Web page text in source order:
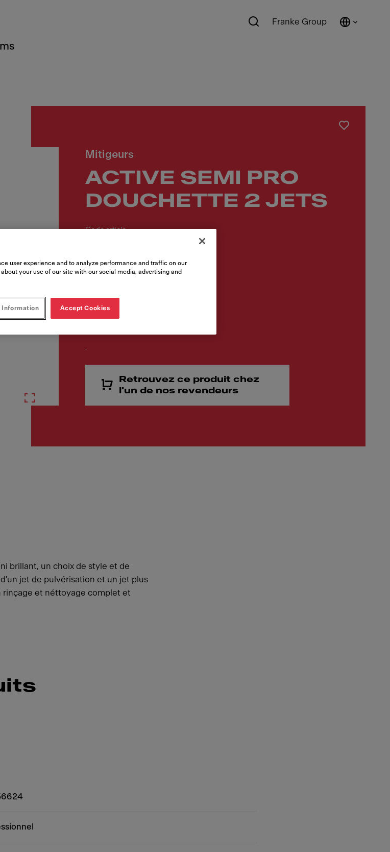
Franke Group
Mitigeurs
ACTIVE SEMI PRO
DOUCHETTE 2 JETS
Code article
.
Retrouvez ce produit chez
l'un de nos revendeurs
brillant, un choix de style et de
jet de pulvérisation et un jet plus
rinçage et néttoyage complet et
user experience and to analyze performance and traffic on our
your use of our site with our social media, advertising and
Information Accept Cookies